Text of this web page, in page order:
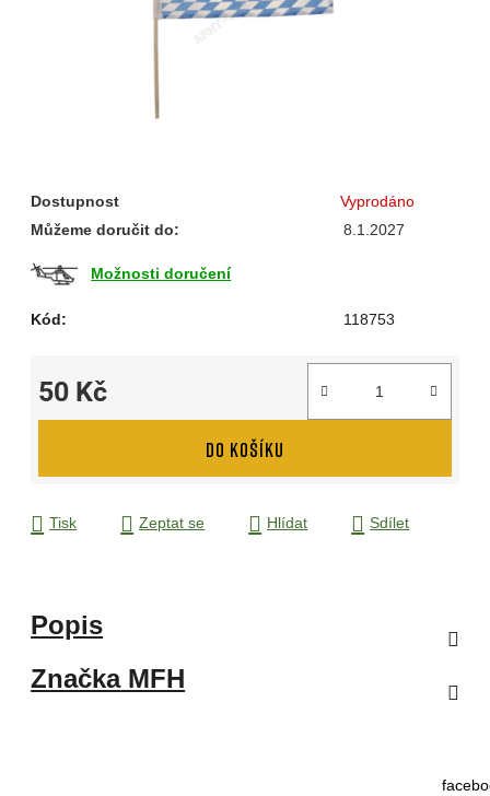
Dostupnost
Vyprodáno
Můžeme doručit do:
8.1.2027
Možnosti doručení
Kód: 118753
50 Kč
Měrná cena:
DO KOŠÍKU
Tisk Zeptat se Hlídat Sdílet
Popis
ZnačkaMFH